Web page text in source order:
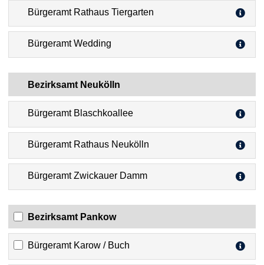
Bürgeramt Rathaus Tiergarten
Bürgeramt Wedding
Bezirksamt Neukölln
Bürgeramt Blaschkoallee
Bürgeramt Rathaus Neukölln
Bürgeramt Zwickauer Damm
Bezirksamt Pankow
Bürgeramt Karow / Buch